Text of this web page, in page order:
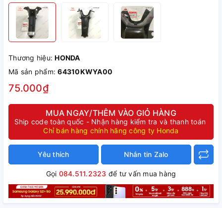
Thương hiệu:HONDA
Mã sản phẩm:64310KWYA00
75.000₫
MUA NGAY/THÊM VÀO GIỎ HÀNG
Ship code toàn quốc - Nhận hàng kiểm tra và thanh toán
Chỉ bán hàng chính hãng công ty Honda
Yêu thích Nhắn tin Zalo
Gọi 084.511.2323 để tư vấn mua hàng